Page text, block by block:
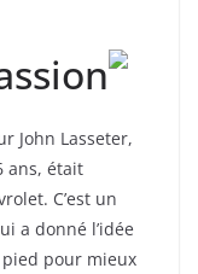
John Lasseter,
ans, était
C’est un
a donné l’idée
pour mieux